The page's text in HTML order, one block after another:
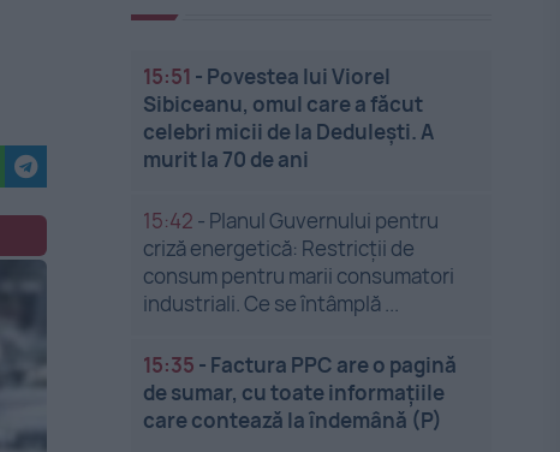
15:51 - Povestea lui Viorel
Sibiceanu, omul care a făcut
celebri micii de la Dedulești. A
murit la 70 de ani
15:42 - Planul Guvernului pentru
criză energetică: Restricții de
consum pentru marii consumatori
industriali. Ce se întâmplă ...
15:35 - Factura PPC are o pagină
de sumar, cu toate informațiile
care contează la îndemână (P)